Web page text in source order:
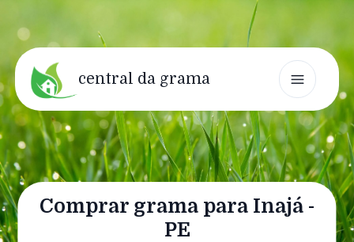
central da grama
Comprar grama para Inajá -
PE